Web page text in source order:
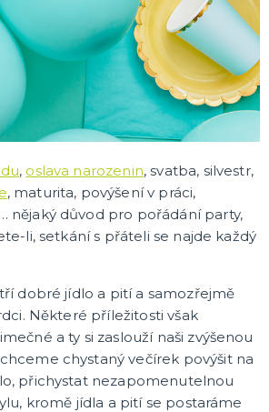
oslava
maminky
A DEKORACE
spirály
a znaky
, oslava narozenin, svatba, silvestr,
, maturita, povýšení v práci,
nějaký důvod pro pořádání party,
li, setkání s přáteli se najde každý
dobré jídlo a pití a samozřejmě
Některé příležitosti však
a ty si zaslouží naši zvýšenou
chystaný večírek povýšit na
přichystat nezapomenutelnou
kromě jídla a pití se postaráme